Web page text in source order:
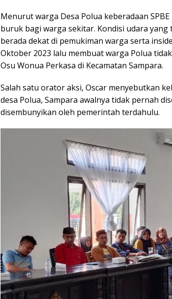
Menurut warga Desa Polua keberadaan
buruk bagi warga sekitar. Kondisi udara
berada dekat di pemukiman warga serta
Oktober 2023 lalu membuat warga Polua
Osu Wonua Perkasa di Kecamatan Sampara.
Salah satu orator aksi, Oscar menyebutkan
desa Polua, Sampara awalnya tidak pernah
disembunyikan oleh pemerintah terdahulu.